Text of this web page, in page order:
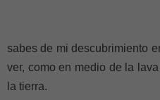
sabes de mi descubrimiento
ver, como en medio de la
la tierra.